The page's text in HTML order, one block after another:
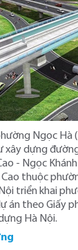
Ngọc Hà
xây dựng
- Ngọc
thuộc
triển khai
án theo Giấy
Hà Nội.